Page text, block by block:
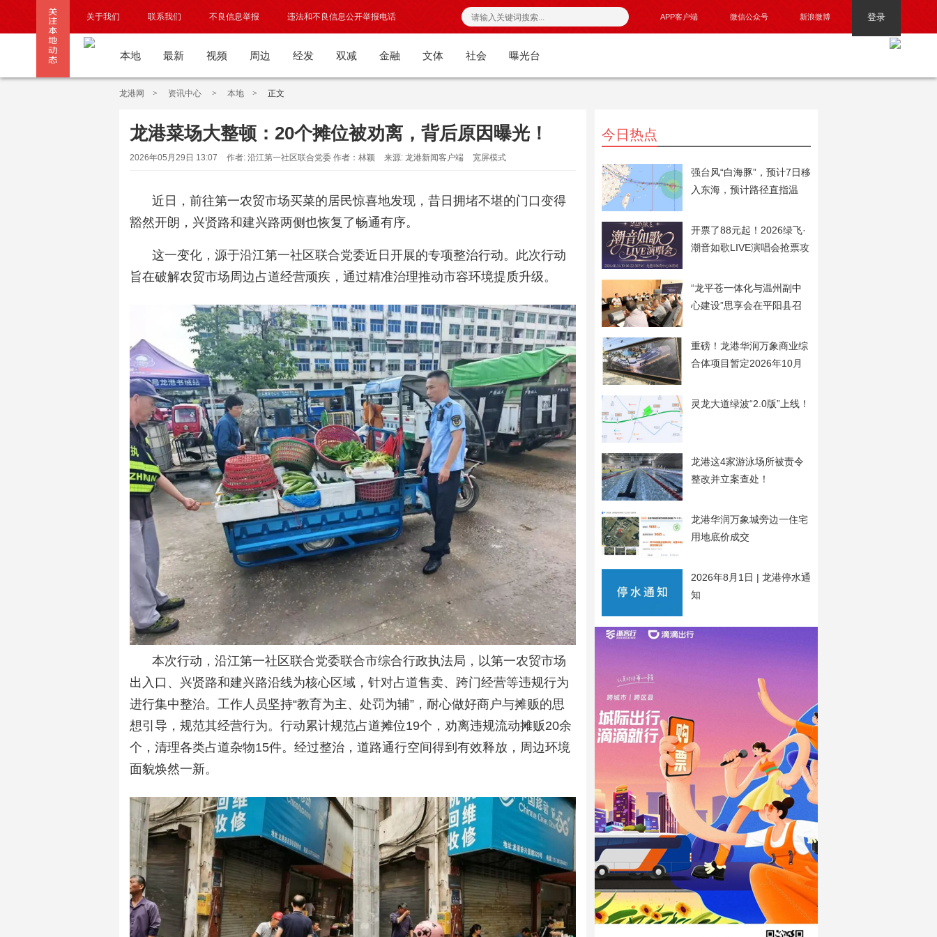
关于我们 联系我们 不良信息举报 违法和不良信息公开举报电话 APP客户端 微信公众号 新浪微博 登录
本地 最新 视频 周边 经发 双减 金融 文体 社会 曝光台
龙港网 > 资讯中心 > 本地 > 正文
龙港菜场大整顿：20个摊位被劝离，背后原因曝光！
2026年05月29日 13:07 作者: 沿江第一社区联合党委 作者：林颖 来源: 龙港新闻客户端 宽屏模式
近日，前往第一农贸市场买菜的居民惊喜地发现，昔日拥堵不堪的门口变得
豁然开朗，兴贤路和建兴路两侧也恢复了畅通有序。
这一变化，源于沿江第一社区联合党委近日开展的专项整治行动。此次行动
旨在破解农贸市场周边占道经营顽疾，通过精准治理推动市容环境提质升级。
本次行动，沿江第一社区联合党委联合市综合行政执法局，以第一农贸市场
出入口、兴贤路和建兴路沿线为核心区域，针对占道售卖、跨门经营等违规行为
进行集中整治。工作人员坚持“教育为主、处罚为辅”，耐心做好商户与摊贩的思
想引导，规范其经营行为。行动累计规范占道摊位19个，劝离违规流动摊贩20余
个，清理各类占道杂物15件。经过整治，道路通行空间得到有效释放，周边环境
面貌焕然一新。
今日热点
强台风“白海豚”，预计7日移
入东海，预计路径直指温
开票了88元起！2026绿飞·
潮音如歌LIVE演唱会抢票攻
“龙平苍一体化与温州副中
心建设”思享会在平阳县召
重磅！龙港华润万象商业综
合体项目暂定2026年10月
灵龙大道绿波“2.0版”上线！
龙港这4家游泳场所被责令
整改并立案查处！
龙港华润万象城旁边一住宅
用地底价成交
2026年8月1日 | 龙港停水通
知